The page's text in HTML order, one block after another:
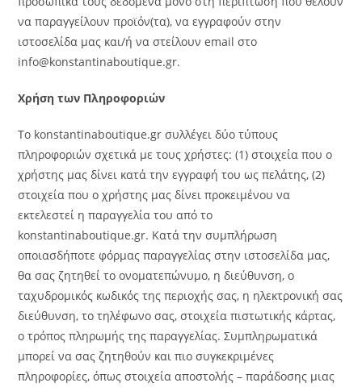
να παραγγείλουν προϊόν(τα), να εγγραφούν στην
ιστοσελίδα μας και/ή να στείλουν email στο
info@konstantinaboutique.gr.
Χρήση των Πληροφοριών
Το konstantinaboutique.gr συλλέγει δύο τύπους
πληροφοριών σχετικά με τους χρήστες: (1) στοιχεία που ο
χρήστης μας δίνει κατά την εγγραφή του ως πελάτης, (2)
στοιχεία που ο χρήστης μας δίνει προκειμένου να
εκτελεστεί η παραγγελία του από το
konstantinaboutique.gr. Κατά την συμπλήρωση
οποιασδήποτε φόρμας παραγγελίας στην ιστοσελίδα μας,
θα σας ζητηθεί το ονοματεπώνυμο, η διεύθυνση, ο
ταχυδρομικός κωδικός της περιοχής σας, η ηλεκτρονική σας
διεύθυνση, το τηλέφωνο σας, στοιχεία πιστωτικής κάρτας,
ο τρόπος πληρωμής της παραγγελίας. Συμπληρωματικά
μπορεί να σας ζητηθούν και πιο συγκεκριμένες
πληροφορίες, όπως στοιχεία αποστολής – παράδοσης μιας